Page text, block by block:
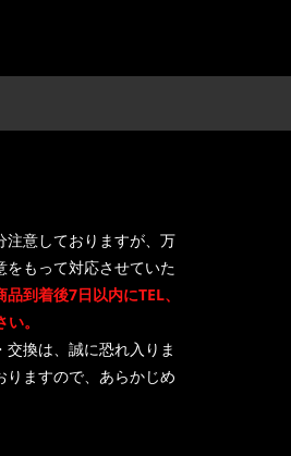
注意しておりますが、万
もって対応させていた
品到着後7日以内にTEL、
。
換は、誠に恐れ入りま
ますので、あらかじめ